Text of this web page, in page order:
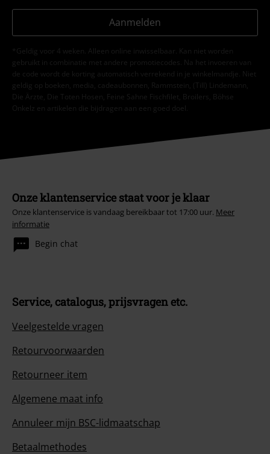
Aanmelden
*Geldig voor 4 weken. Alleen online inwisselbaar. Kan niet worden
gebruikt in combinatie met andere promotiecodes. Na het invoeren van
de code wordt de korting automatisch verrekend in je winkelmandje. Niet
geldig op boeken, media, cadeaubonnen, Rammstein, (Till) Lindemann,
Die Ärzte, Die Toten Hosen, Feine Sahne Fischfilet, Broilers, Böhse
Onkelz en artikelen die bijdragen aan een goed doel.
Onze klantenservice staat voor je klaar
Onze klantenservice is vandaag bereikbaar tot 17:00 uur. Meer
informatie
Begin chat
Service, catalogus, prijsvragen etc.
Veelgestelde vragen
Retourvoorwaarden
Retourneer item
Algemene maat info
Annuleer mijn BSC-lidmaatschap
Betaalmethodes